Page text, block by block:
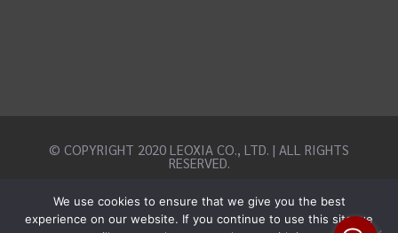
© COPYRIGHT 2020 LEOXIA CO., LTD. | ALL RIGHTS
RESERVED.
We use cookies to ensure that we give you the best
experience on our website. If you continue to use this site we